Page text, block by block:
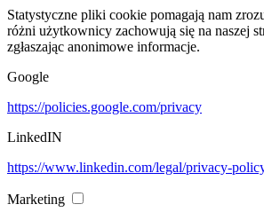
Statystyczne pliki cookie pomagają nam
różni użytkownicy zachowują się na naszej
zgłaszając anonimowe informacje.
Google
https://policies.google.com/privacy
LinkedIN
https://www.linkedin.com/legal/privacy-
Marketing